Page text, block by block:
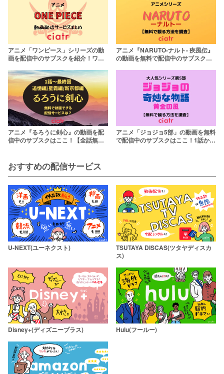
アニメ「ワンピース」シリーズの動
画を配信中のサブスクを紹介！ワノ
アニメ『NARUTO-ナルト- 疾風伝』
の動画を無料で配信中のサブスクを
アニメ『るろうに剣心』の動画を配
信中のサブスクはここ！【全話無料
アニメ「ジョジョ5部」の動画を無料
で配信中のサブスクはここ！1話から
おすすめの配信サービス
U-NEXT(ユーネクスト)
TSUTAYA DISCAS(ツタヤディスカ
ス)
Disney+(ディズニープラス) Hulu(フールー)